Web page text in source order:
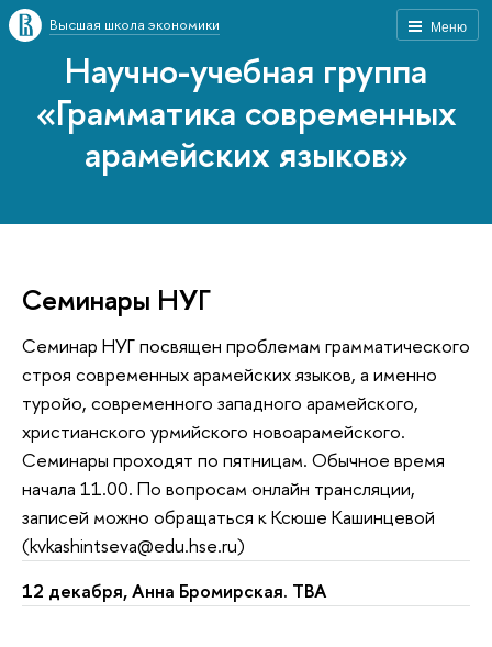
Меню
Высшая школа экономики
Научно-учебная группа
«Грамматика современных
арамейских языков»
Семинары НУГ
Семинар НУГ посвящен проблемам грамматического
строя современных арамейских языков, а именно
туройо, современного западного арамейского,
христианского урмийского новоарамейского.
Семинары проходят по пятницам. Обычное время
начала 11.00. По вопросам онлайн трансляции,
записей можно обращаться к Ксюше Кашинцевой
(kvkashintseva@edu.hse.ru)
12 декабря, Анна Бромирская. TBA